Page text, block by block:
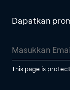
Dapatkan
This page is